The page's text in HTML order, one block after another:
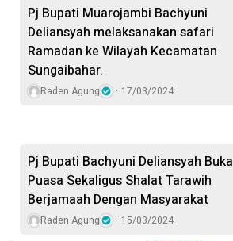
Pj Bupati Muarojambi Bachyuni
Deliansyah melaksanakan safari
Ramadan ke Wilayah Kecamatan
Sungaibahar.
Raden Agung 17/03/2024
Pj Bupati Bachyuni Deliansyah Buka
Puasa Sekaligus Shalat Tarawih
Berjamaah Dengan Masyarakat
Raden Agung 15/03/2024